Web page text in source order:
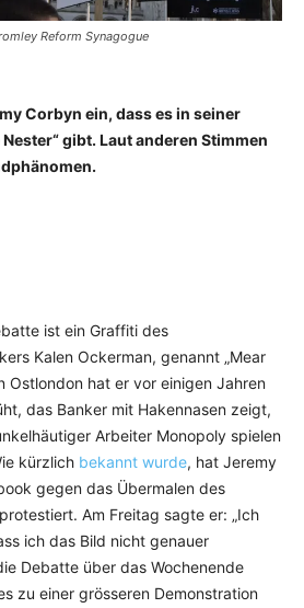
Reform Synagogue
Corbyn ein, dass es in seiner
gibt. Laut anderen Stimmen
ist ein Graffiti des
Kalen Ockerman, genannt „Mear
Ostlondon hat er vor einigen Jahren
das Banker mit Hakennasen zeigt,
Arbeiter Monopoly spielen
kürzlich bekannt wurde, hat Jeremy
gegen das Übermalen des
Am Freitag sagte er: „Ich
ich das Bild nicht genauer
Debatte über das Wochenende
zu einer grösseren Demonstration